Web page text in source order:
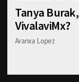
Tanya
VivalaviMx?
Aranxa Lopez